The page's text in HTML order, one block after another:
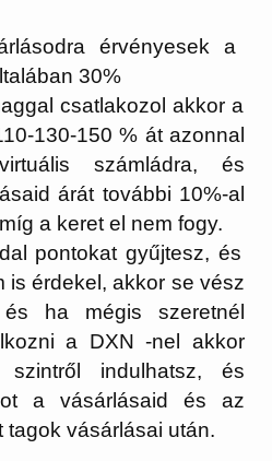
érvényesek a
30%
csatlakozol akkor a
130-150 % át azonnal
számládra, és
árát további 10%-al
a keret el nem fogy.
pontokat gyűjtesz, és
is érdekel, akkor se vész
ha mégis szeretnél
a DXN -nel akkor
szintről indulhatsz, és
a vásárlásaid és az
tagok vásárlásai után.